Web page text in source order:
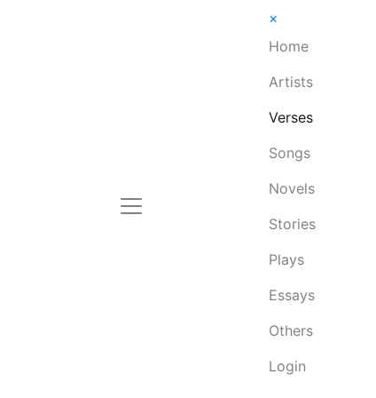
×
Home
Artists
Verses
Songs
Novels
Stories
Plays
Essays
Others
Login